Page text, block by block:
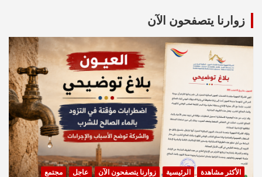
c
h
زوارنا يتصفحون الآن
الأكثر مشاهدة الرئيسية زوارنا يتصفحون الآن عاجل مجتمع